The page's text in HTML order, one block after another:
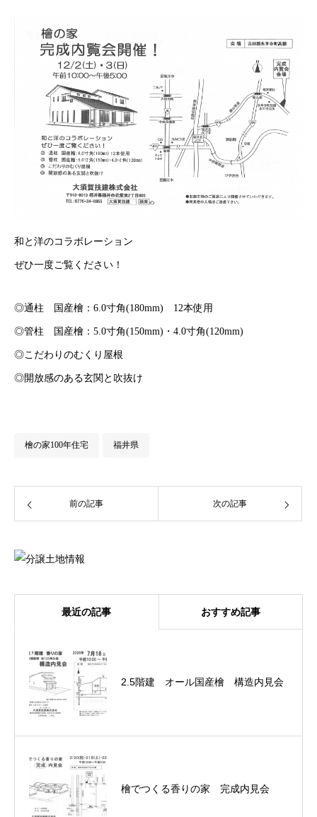
お問い合わせ
プライバシーポリシー
和と洋のコラボレーション
ぜひ一度ご覧ください！
◎通柱 国産檜：6.0寸角(180mm) 12本使用
◎管柱 国産檜：5.0寸角(150mm)・4.0寸角(120mm)
◎こだわりのむくり屋根
◎開放感のある玄関と吹抜け
檜の家100年住宅 福井県
前の記事 次の記事
最近の記事 おすすめ記事
2.5階建 オール国産檜 構造内見会
檜でつくる香りの家 完成内見会